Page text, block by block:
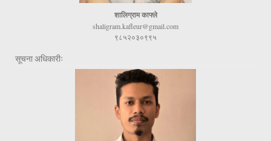
शालिग्राम काफ्ले
shaligram.kafleur@gmail.com
९८५२०३०९९५
सूचना अधिकारीः